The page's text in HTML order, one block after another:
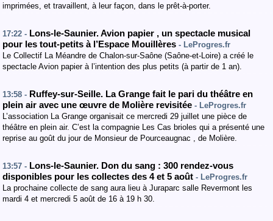
imprimées, et travaillent, à leur façon, dans le prêt-à-porter.
17:22 - Lons-le-Saunier. Avion papier , un spectacle musical
pour les tout-petits à l’Espace Mouillères - LeProgres.fr
Le Collectif La Méandre de Chalon-sur-Saône (Saône-et-Loire) a créé le
spectacle Avion papier à l’intention des plus petits (à partir de 1 an).
13:58 - Ruffey-sur-Seille. La Grange fait le pari du théâtre en
plein air avec une œuvre de Molière revisitée - LeProgres.fr
L’association La Grange organisait ce mercredi 29 juillet une pièce de
théâtre en plein air. C’est la compagnie Les Cas brioles qui a présenté une
reprise au goût du jour de Monsieur de Pourceaugnac , de Molière.
13:57 - Lons-le-Saunier. Don du sang : 300 rendez-vous
disponibles pour les collectes des 4 et 5 août - LeProgres.fr
La prochaine collecte de sang aura lieu à Juraparc salle Revermont les
mardi 4 et mercredi 5 août de 16 à 19 h 30.